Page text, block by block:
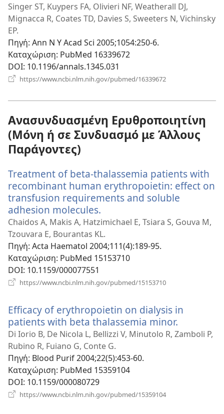
νέο
παράθυρο)
Singer ST, Kuypers FA, Olivieri NF, Weatherall DJ,
Mignacca R, Coates TD, Davies S, Sweeters N, Vichinsky
EP.
Πηγή‎: Ann N Y Acad Sci 2005;1054:250-6.
Καταχώριση‎: PubMed 16339672
DOI‎: 10.1196/annals.1345.031
https://www.ncbi.nlm.nih.gov/pubmed/16339672
Ανασυνδυασμένη Ερυθροποιητίνη
(Μόνη ή σε Συνδυασμό με Άλλους
Παράγοντες)
Treatment of beta-thalassemia patients with
recombinant human erythropoietin: effect on
transfusion requirements and soluble
adhesion molecules.
νέο
παράθυρο)
Chaidos A, Makis A, Hatzimichael E, Tsiara S, Gouva M,
Tzouvara E, Bourantas KL.
Πηγή‎: Acta Haematol 2004;111(4):189-95.
Καταχώριση‎: PubMed 15153710
DOI‎: 10.1159/000077551
https://www.ncbi.nlm.nih.gov/pubmed/15153710
Efficacy of erythropoietin on dialysis in
patients with beta thalassemia minor.
νέο
Di Iorio B, De Nicola L, Bellizzi V, Minutolo R, Zamboli P,
Rubino R, Fuiano G, Conte G.
Πηγή‎: Blood Purif 2004;22(5):453-60.
Καταχώριση‎: PubMed 15359104
DOI‎: 10.1159/000080729
https://www.ncbi.nlm.nih.gov/pubmed/15359104